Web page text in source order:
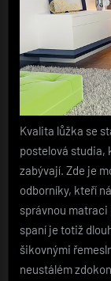
Kvalita lůžka se
postelová studia,
zabývají. Zde je
odborníky, kteří
správnou matraci
spaní je totiž
šikovnými
neustálém